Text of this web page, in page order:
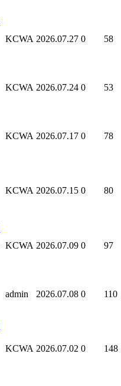
KCWA 2026.07.27 0 58
KCWA 2026.07.24 0 53
KCWA 2026.07.17 0 78
KCWA 2026.07.15 0 80
KCWA 2026.07.09 0 97
admin 2026.07.08 0 110
KCWA 2026.07.02 0 148